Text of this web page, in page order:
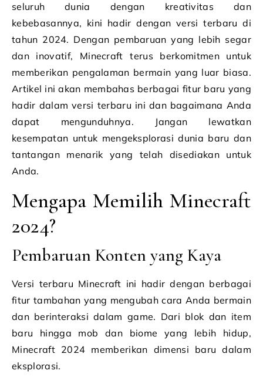
seluruh dunia dengan kreativitas dan
kebebasannya, kini hadir dengan versi terbaru di
tahun 2024. Dengan pembaruan yang lebih segar
dan inovatif, Minecraft terus berkomitmen untuk
memberikan pengalaman bermain yang luar biasa.
Artikel ini akan membahas berbagai fitur baru yang
hadir dalam versi terbaru ini dan bagaimana Anda
dapat mengunduhnya. Jangan lewatkan
kesempatan untuk mengeksplorasi dunia baru dan
tantangan menarik yang telah disediakan untuk
Anda.
Mengapa Memilih Minecraft
2024?
Pembaruan Konten yang Kaya
Versi terbaru Minecraft ini hadir dengan berbagai
fitur tambahan yang mengubah cara Anda bermain
dan berinteraksi dalam game. Dari blok dan item
baru hingga mob dan biome yang lebih hidup,
Minecraft 2024 memberikan dimensi baru dalam
eksplorasi.